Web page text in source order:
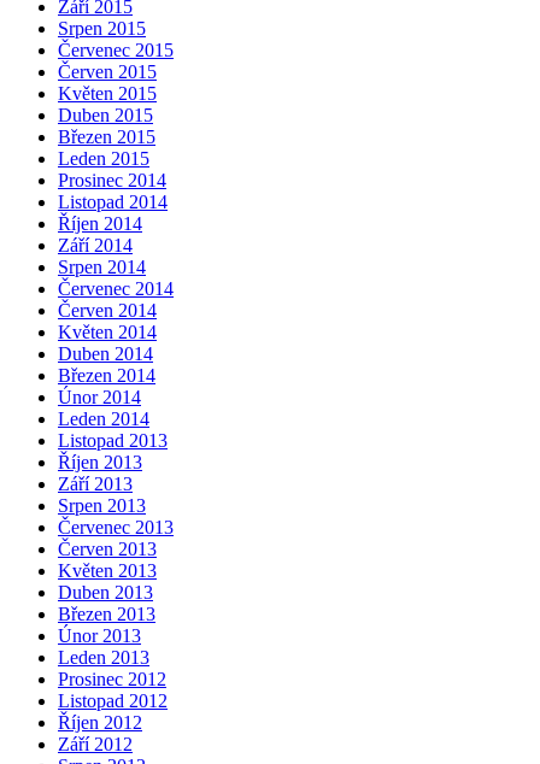
Září 2015
Srpen 2015
Červenec 2015
Červen 2015
Květen 2015
Duben 2015
Březen 2015
Leden 2015
Prosinec 2014
Listopad 2014
Říjen 2014
Září 2014
Srpen 2014
Červenec 2014
Červen 2014
Květen 2014
Duben 2014
Březen 2014
Únor 2014
Leden 2014
Listopad 2013
Říjen 2013
Září 2013
Srpen 2013
Červenec 2013
Červen 2013
Květen 2013
Duben 2013
Březen 2013
Únor 2013
Leden 2013
Prosinec 2012
Listopad 2012
Říjen 2012
Září 2012